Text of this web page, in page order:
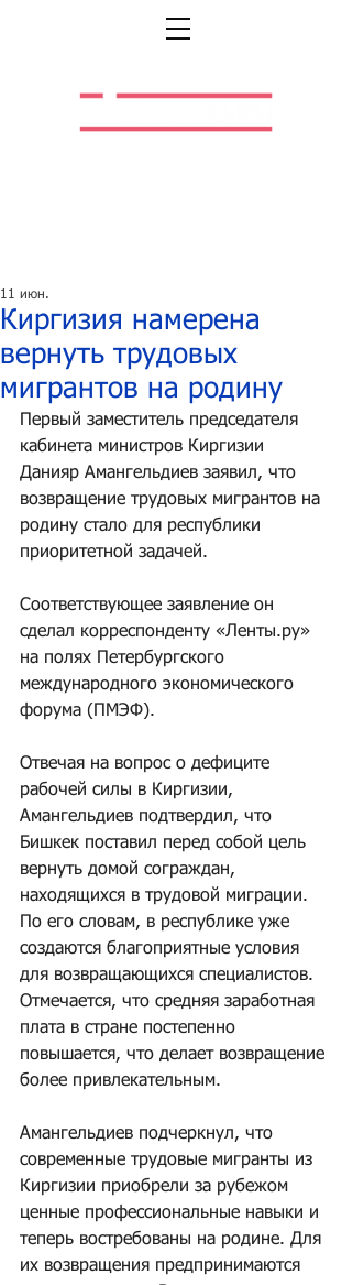
Киргизия намерена
вернуть трудовых
мигрантов на родину
11 июн.
Первый заместитель председателя
кабинета министров Киргизии
Данияр Амангельдиев заявил, что
возвращение трудовых мигрантов на
родину стало для республики
приоритетной задачей.
Соответствующее заявление он
сделал корреспонденту «Ленты.ру»
на полях Петербургского
международного экономического
форума (ПМЭФ).
Отвечая на вопрос о дефиците
рабочей силы в Киргизии,
Амангельдиев подтвердил, что
Бишкек поставил перед собой цель
вернуть домой сограждан,
находящихся в трудовой миграции.
По его словам, в республике уже
создаются благоприятные условия
для возвращающихся специалистов.
Отмечается, что средняя заработная
плата в стране постепенно
повышается, что делает возвращение
более привлекательным.
Амангельдиев подчеркнул, что
современные трудовые мигранты из
Киргизии приобрели за рубежом
ценные профессиональные навыки и
теперь востребованы на родине. Для
их возвращения предпринимаются